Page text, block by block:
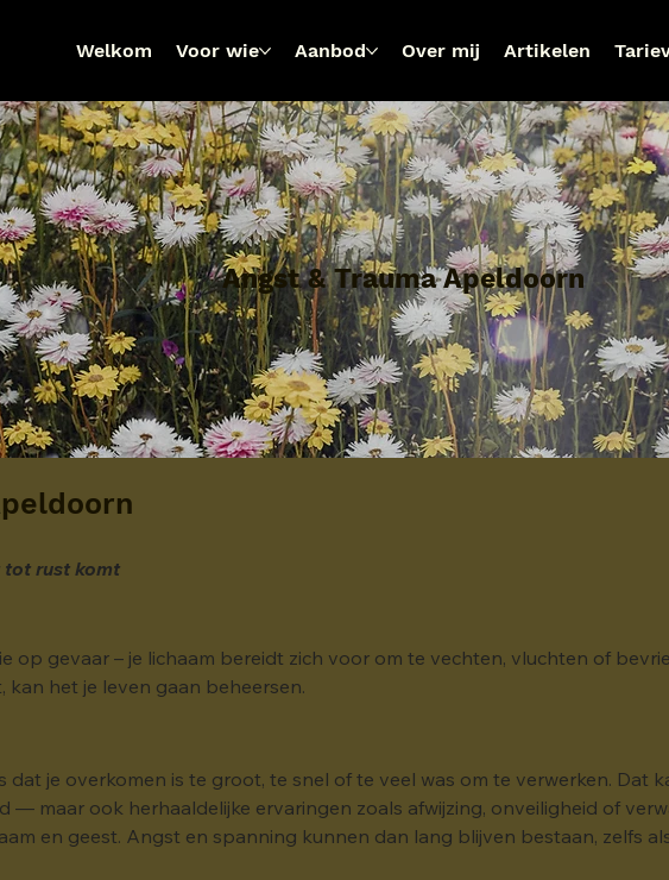
Welkom Voor wie Aanbod Over mij Artikelen
Angst & Trauma Apeldoorn
tot rust komt
op gevaar – je lichaam bereidt zich voor om te vechten, vluchten of
het je leven gaan beheersen.
dat je overkomen is te groot, te snel of te veel was om te verwerken. Dat
— maar ook herhaaldelijke ervaringen zoals afwijzing, onveiligheid of
en geest. Angst en spanning kunnen dan lang blijven bestaan, zelfs